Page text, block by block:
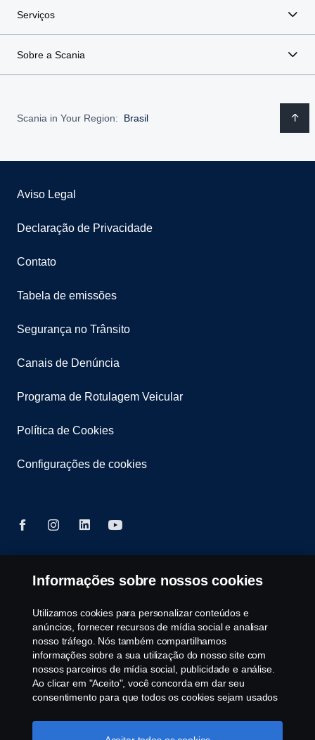
Serviços
Sobre a Scania
Scania in Your Region: Brasil
Aviso Legal
Declaração de Privacidade
Contato
Tabela de emissões
Segurança no Trânsito
Canais de Denúncia
Programa de Rotulagem Veicular
Política de Cookies
Configurações de cookies
© Copyright Scania 2025 All rights reserved. Scania
Bernardo do Campo. SP. Tel: +55 11 4090-2960.
CNPJ 59.104.901/0001-76
Informações sobre nossos cookies
Utilizamos cookies para personalizar conteúdos e
anúncios, fornecer recursos de mídia social e analisar
nosso tráfego. Nós também compartilhamos
informações sobre a sua utilização do nosso site com
nossos parceiros de mídia social, publicidade e análise.
Ao clicar em "Aceito", você concorda em dar seu
consentimento para que todos os cookies sejam usados
gerenciar a utilização dos cookies clicando em